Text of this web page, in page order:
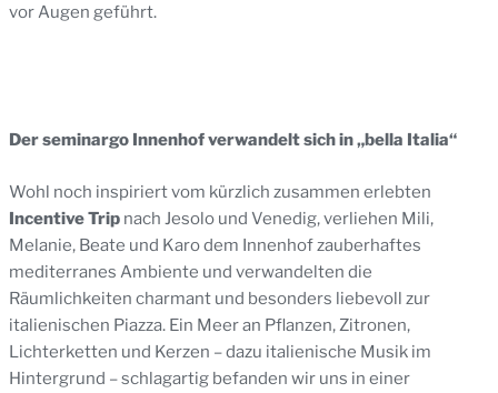
vor Augen geführt.
Der seminargo Innenhof verwandelt sich in „bella Italia“
Wohl noch inspiriert vom kürzlich zusammen erlebten
Incentive Trip nach Jesolo und Venedig, verliehen Mili,
Melanie, Beate und Karo dem Innenhof zauberhaftes
mediterranes Ambiente und verwandelten die
Räumlichkeiten charmant und besonders liebevoll zur
italienischen Piazza. Ein Meer an Pflanzen, Zitronen,
Lichterketten und Kerzen – dazu italienische Musik im
Hintergrund – schlagartig befanden wir uns in einer